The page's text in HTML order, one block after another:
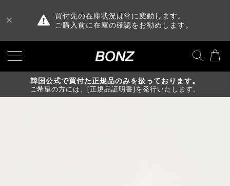
買付先の在庫状況は常に変動します。
ご購入前に在庫の確認をお勧めします。
韓国公式で買付た正規品のみを扱っております。
ご希望の方には、[正規品証明書]を発行いたします。